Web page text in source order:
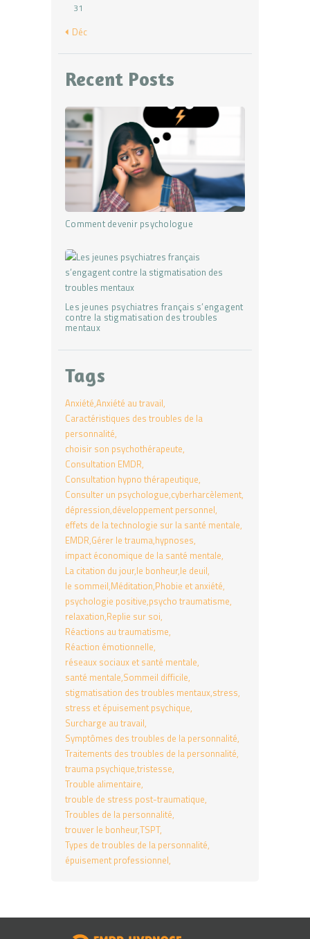
31
« Déc
Recent Posts
Comment devenir psychologue
Les jeunes psychiatres français s’engagent
contre la stigmatisation des troubles
mentaux
Tags
Anxiété Anxiété au travail
Caractéristiques des troubles de la
personnalité
choisir son psychothérapeute
Consultation EMDR
Consultation hypno thérapeutique
Consulter un psychologue cyberharcèlement
dépression développement personnel
effets de la technologie sur la santé mentale
EMDR Gérer le trauma hypnoses
impact économique de la santé mentale
La citation du jour le bonheur le deuil
le sommeil Méditation Phobie et anxiété
psychologie positive psycho traumatisme
relaxation Replie sur soi
Réactions au traumatisme
Réaction émotionnelle
réseaux sociaux et santé mentale
santé mentale Sommeil difficile
stigmatisation des troubles mentaux stress
stress et épuisement psychique
Surcharge au travail
Symptômes des troubles de la personnalité
Traitements des troubles de la personnalité
trauma psychique tristesse
Trouble alimentaire
trouble de stress post-traumatique
Troubles de la personnalité
trouver le bonheurTSPT
Types de troubles de la personnalité
épuisement professionnel